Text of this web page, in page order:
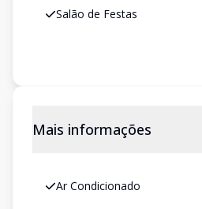
Salão de Festas
Mais informações
Ar Condicionado